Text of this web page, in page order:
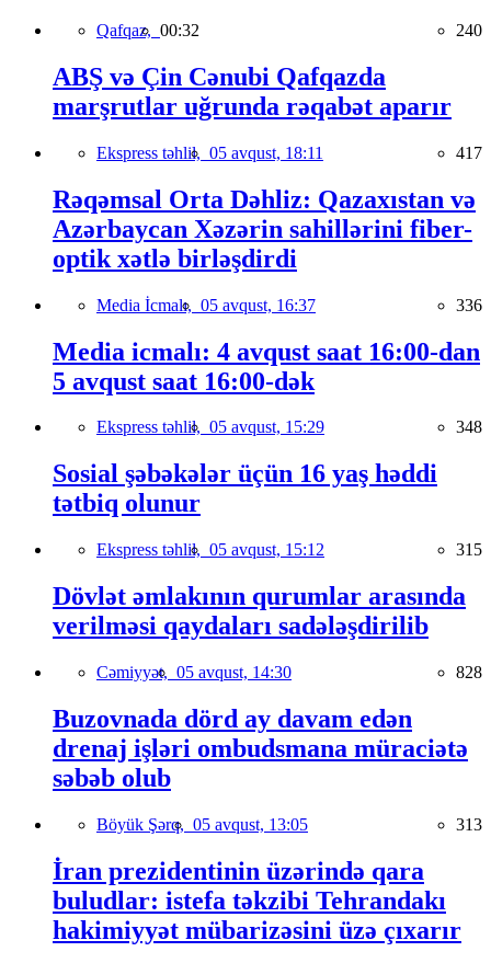
Qafqaz, 00:32 240
ABŞ və Çin Cənubi Qafqazda
marşrutlar uğrunda rəqabət aparır
Ekspress təhlil, 05 avqust, 18:11 417
Rəqəmsal Orta Dəhliz: Qazaxıstan və
Azərbaycan Xəzərin sahillərini fiber-
optik xətlə birləşdirdi
Media İcmalı, 05 avqust, 16:37 336
Media icmalı: 4 avqust saat 16:00-dan
5 avqust saat 16:00-dək
Ekspress təhlil, 05 avqust, 15:29 348
Sosial şəbəkələr üçün 16 yaş həddi
tətbiq olunur
Ekspress təhlil, 05 avqust, 15:12 315
Dövlət əmlakının qurumlar arasında
verilməsi qaydaları sadələşdirilib
Cəmiyyət, 05 avqust, 14:30 828
Buzovnada dörd ay davam edən
drenaj işləri ombudsmana müraciətə
səbəb olub
Böyük Şərq, 05 avqust, 13:05 313
İran prezidentinin üzərində qara
buludlar: istefa təkzibi Tehrandakı
hakimiyyət mübarizəsini üzə çıxarır